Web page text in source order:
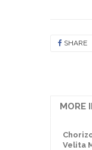
SHARE
MORE
Velita